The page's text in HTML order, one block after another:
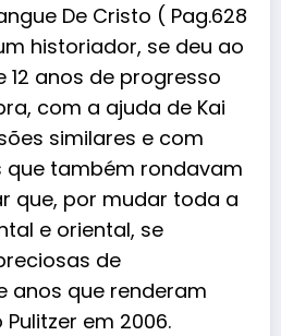
De Cristo ( Pag.628
historiador, se deu ao
anos de progresso
com a ajuda de Kai
similares e com
que também rondavam
que, por mudar toda a
e oriental, se
de
anos que renderam
em 2006.